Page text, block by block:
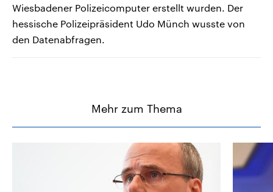
Wiesbadener Polizeicomputer erstellt wurden. Der
hessische Polizeipräsident Udo Münch wusste von
den Datenabfragen.
Mehr zum Thema